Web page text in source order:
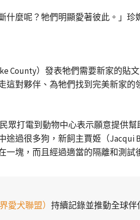
什麼呢？牠們明顯愛著彼此。」珍
County）發表牠們需要新家的
對夥伴、為牠們找到完美新家
眾打電到動物中心表示願意提供
過很多狗，新飼主賈姬（
塊，而且經過適當的隔離和測試
愛犬聯盟） 持續記錄並推動全球伴